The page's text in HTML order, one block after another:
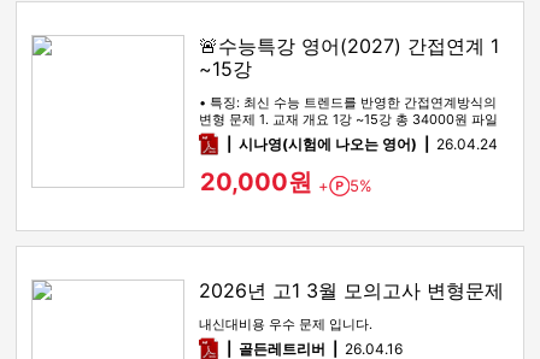
🚨수능특강 영어(2027) 간접연계 1
~15강
• 특징: 최신 수능 트렌드를 반영한 간접연계방식의
변형 문제 1. 교재 개요 1강 ~15강 총 34000원 파일
을 통합했습…
pdf시나영(시험에 나오는 영어) 26.04.24
20,000원 + Point
5%
2026년 고1 3월 모의고사 변형문제
내신대비용 우수 문제 입니다.
pdf골든레트리버 26.04.16